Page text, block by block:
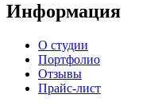
Информация
О студии
Портфолио
Отзывы
Прайс-лист